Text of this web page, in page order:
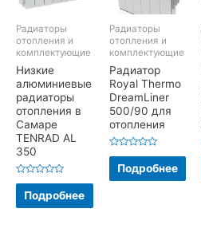
Радиаторы
отопления и
комплектующие
Низкие
алюминиевые
радиаторы
отопления в
Самаре
TENRAD AL
350
Оценка
5
Подробнее
Радиаторы
отопления и
комплектующие
Радиатор
Royal Thermo
DreamLiner
500/90 для
отопления
Оценка
5
Подробнее